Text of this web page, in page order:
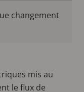
changement
mis au
le flux de